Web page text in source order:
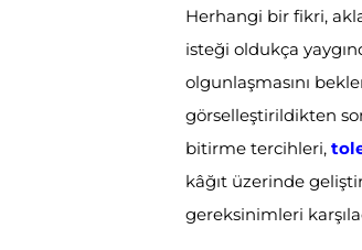
Herhangi bir fikri,
isteği oldukça
olgunlaşmasını
görselleştirildikten
bitirme tercihleri,
kâğıt üzerinde
gereksinimleri